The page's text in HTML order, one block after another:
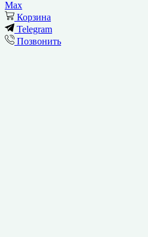
Max
Корзина
Telegram
Позвонить